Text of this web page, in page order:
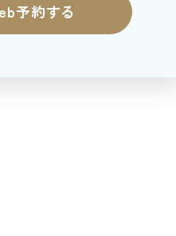
予約する